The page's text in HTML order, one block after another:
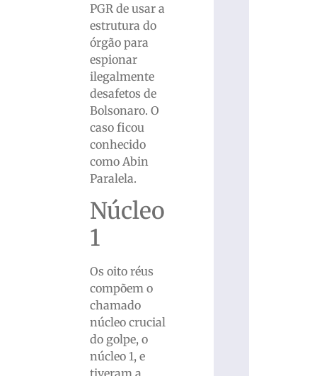
PGR de usar a
estrutura do
órgão para
espionar
ilegalmente
desafetos de
Bolsonaro. O
caso ficou
conhecido
como Abin
Paralela.
Núcleo
1
Os oito réus
compõem o
chamado
núcleo crucial
do golpe, o
núcleo 1, e
tiveram a